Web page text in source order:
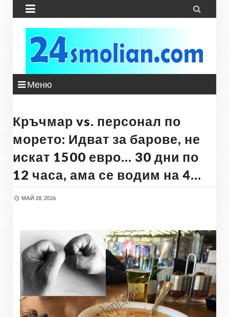
 
Меню
Кръчмар vs. персонал по
морето: Идват за барове, не
искат 1500 евро... 30 дни по
12 часа, ама се водим на 4...
МАЙ 28, 2026